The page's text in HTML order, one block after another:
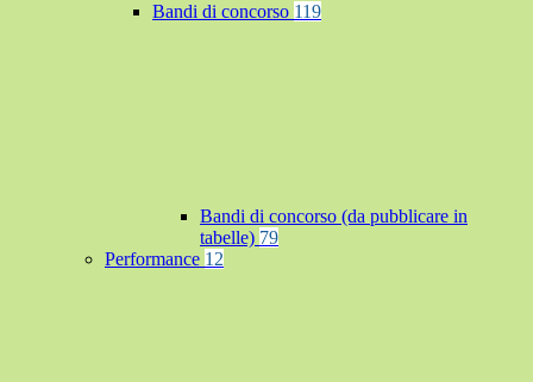
Bandi di concorso 119
Bandi di concorso (da pubblicare in
tabelle) 79
Performance 12